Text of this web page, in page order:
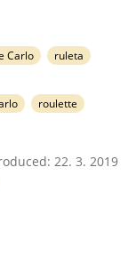
Carlo ruleta
roulette
22. 3. 2019